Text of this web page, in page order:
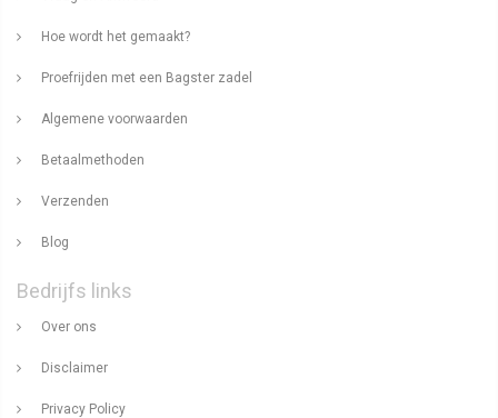
Hoe wordt het gemaakt?
Proefrijden met een Bagster zadel
Algemene voorwaarden
Betaalmethoden
Verzenden
Blog
Bedrijfs links
Over ons
Disclaimer
Privacy Policy